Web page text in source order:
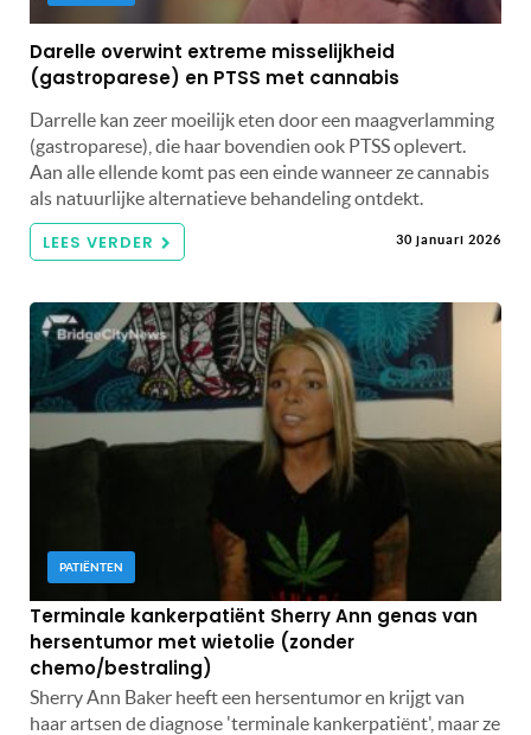
Darelle overwint extreme misselijkheid
(gastroparese) en PTSS met cannabis
Darrelle kan zeer moeilijk eten door een maagverlamming
(gastroparese), die haar bovendien ook PTSS oplevert.
Aan alle ellende komt pas een einde wanneer ze cannabis
als natuurlijke alternatieve behandeling ontdekt.
LEES VERDER 30 januari 2026
PATIËNTEN
Terminale kankerpatiënt Sherry Ann genas van
hersentumor met wietolie (zonder
chemo/bestraling)
Sherry Ann Baker heeft een hersentumor en krijgt van
haar artsen de diagnose 'terminale kankerpatiënt', maar ze